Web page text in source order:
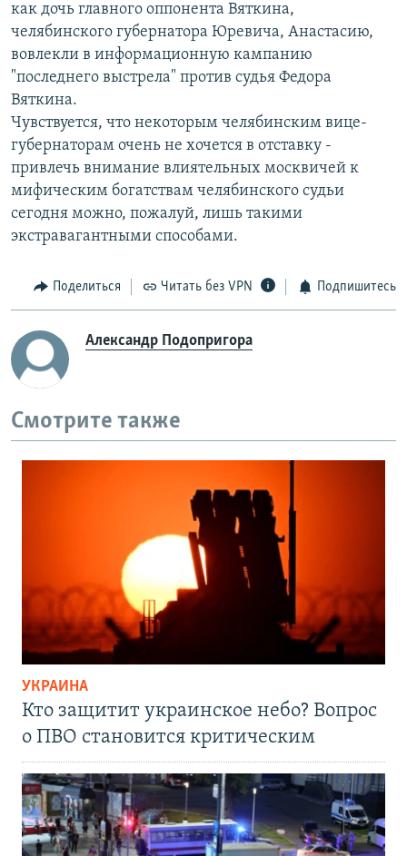
как дочь главного оппонента Вяткина,
челябинского губернатора Юревича, Анастасию,
вовлекли в информационную кампанию
"последнего выстрела" против судья Федора
Вяткина.
Чувствуется, что некоторым челябинским вице-
губернаторам очень не хочется в отставку -
привлечь внимание влиятельных москвичей к
мифическим богатствам челябинского судьи
сегодня можно, пожалуй, лишь такими
экстравагантными способами.
Поделиться Читать без VPN Подпишитесь
Александр Подопригора
Смотрите также
УКРАИНА
Кто защитит украинское небо? Вопрос
о ПВО становится критическим